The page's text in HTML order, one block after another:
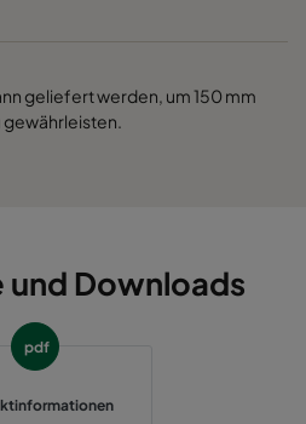
geliefert werden, um 150 mm
gewährleisten.
Downloads
pdf